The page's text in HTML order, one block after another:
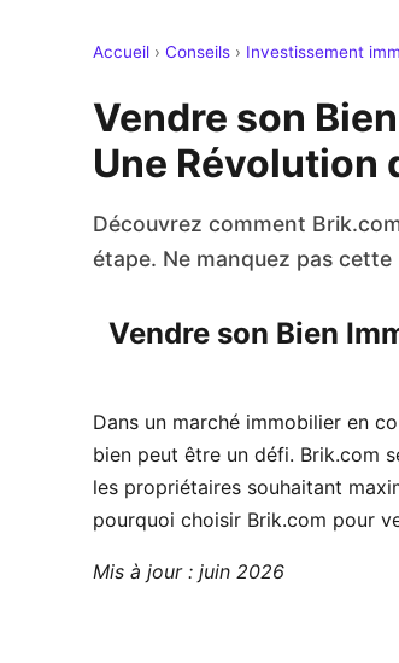
Accueil › Conseils › Investissement
Vendre son
Une Révolution
Découvrez comment
étape. Ne manquez pas
Vendre son Bien
Dans un marché immobilier en
bien peut être un défi. Brik.com
les propriétaires souhaitant
pourquoi choisir Brik.com pour
Mis à jour : juin 2026